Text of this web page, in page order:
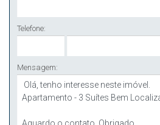
Telefone:
Mensagem: